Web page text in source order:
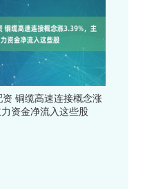
铜缆高速连接概念涨
资金净流入这些股